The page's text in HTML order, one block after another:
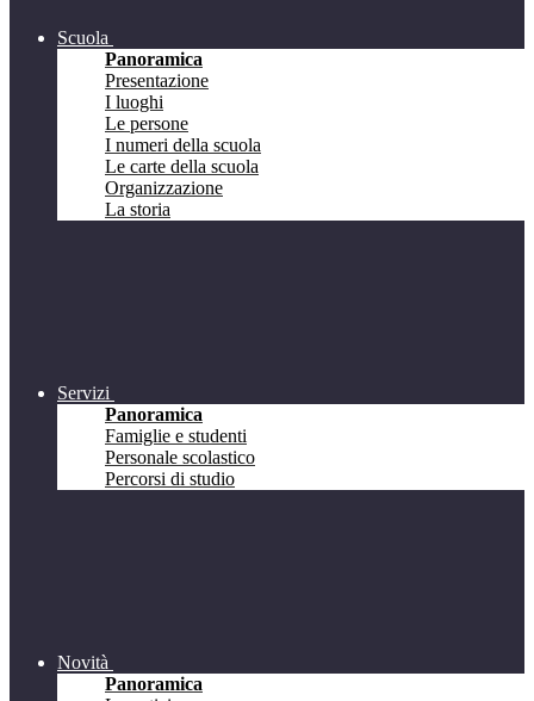
Scuola
Panoramica
Presentazione
I luoghi
Le persone
I numeri della scuola
Le carte della scuola
Organizzazione
La storia
Servizi
Panoramica
Famiglie e studenti
Personale scolastico
Percorsi di studio
Novità
Panoramica